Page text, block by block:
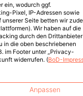
ein, wodurch ggf.
Pixel, IP-Adressen sowie
Seite betten wir
Wir haben auf die
durch den Drittanbieter
in die oben beschriebenen
im Footer unter „Privacy-
widerrufen. (BoD-
Anpassen